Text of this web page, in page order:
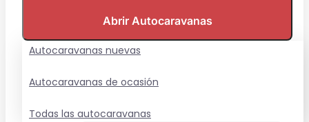
Abrir Autocaravanas
Autocaravanas nuevas
Autocaravanas de ocasión
Todas las autocaravanas